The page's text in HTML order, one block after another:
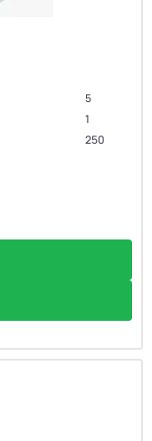
5
1
250